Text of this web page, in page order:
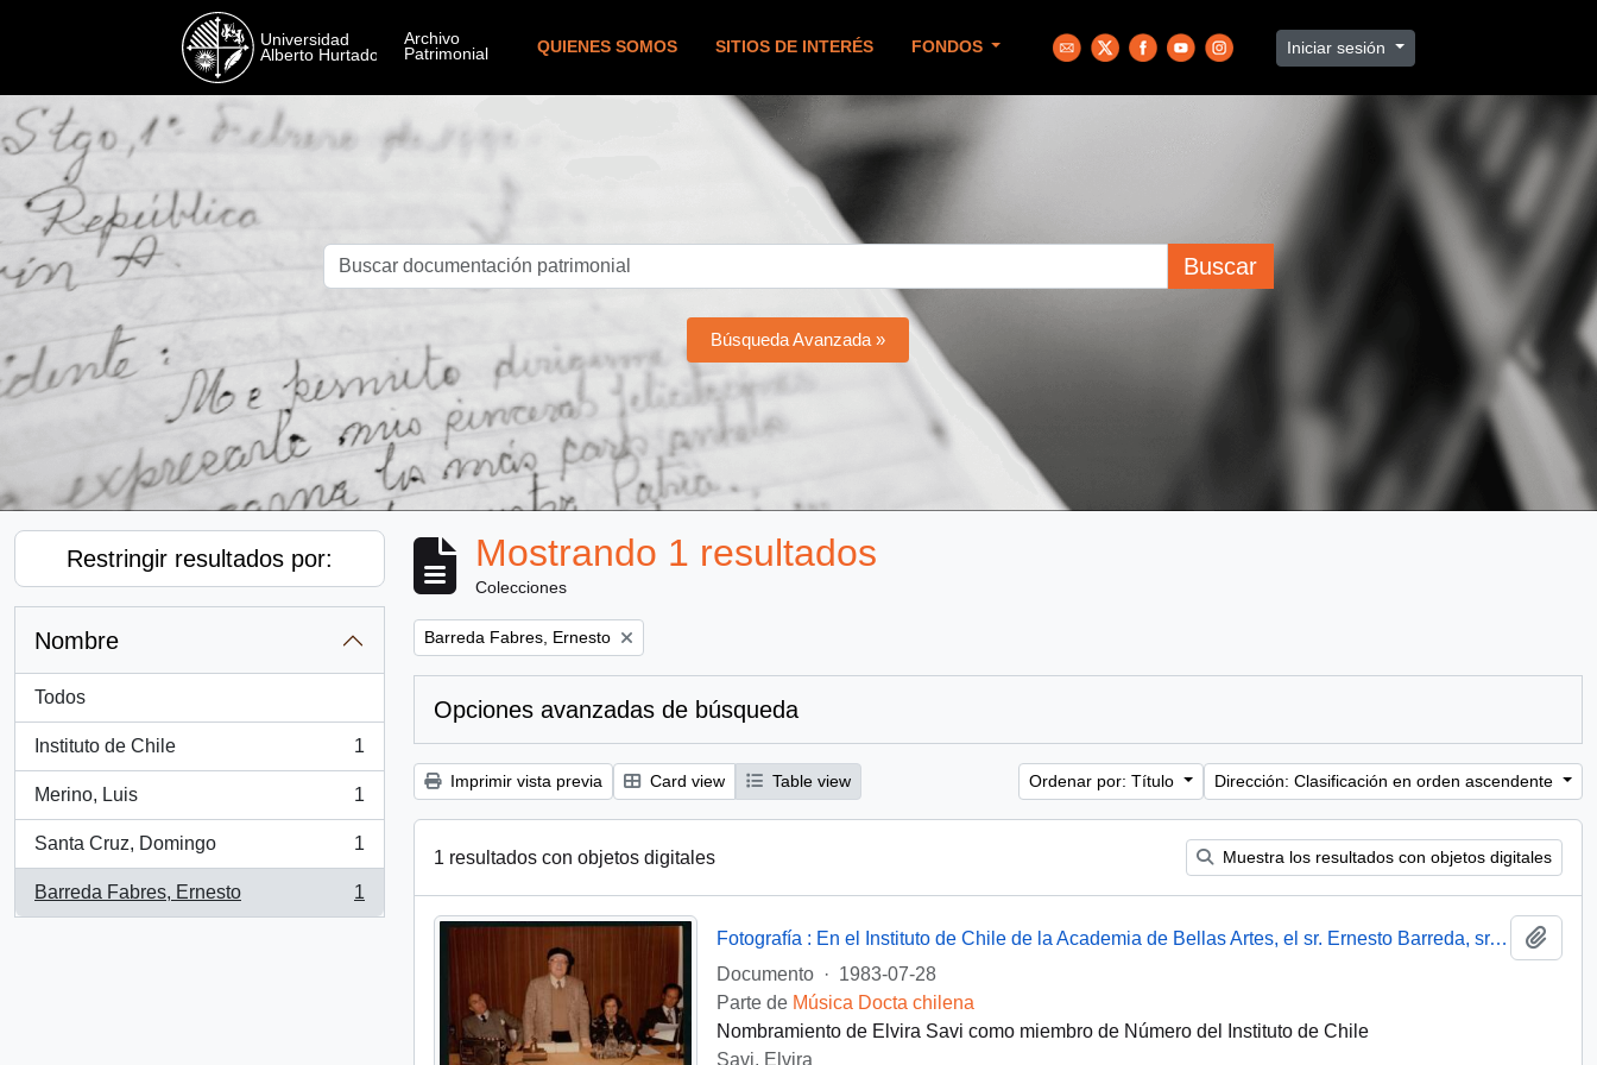
QUIENES SOMOS SITIOS DE INTERÉS FONDOS Iniciar sesión
Buscar
Búsqueda Avanzada »
Restringir resultados por:
Nombre
Todos
Instituto de Chile
, 1 resultados
1
Merino, Luis
, 1 resultados
1
Santa Cruz, Domingo
, 1 resultados
1
Barreda Fabres, Ernesto
, 1 resultados
1
Mostrando 1 resultados
Colecciones
Remove filter:
Barreda Fabres, Ernesto
Opciones avanzadas de búsqueda
Imprimir vista previa Card view Table view Ordenar por: Título Dirección: Clasificación en orden ascendente
1 resultados con objetos digitales Muestra los resultados con objetos digitales
Fotografía : En el Instituto de Chile de la Academia de Bellas Artes, el sr. Ernesto Barreda, sr. Domingo Santa Cruz, Elvira Savi y el sr. Luis Merino
Documento
· 1983-07-28
Parte de Música Docta chilena
Nombramiento de Elvira Savi como miembro de Número del Instituto de Chile
Savi, Elvira